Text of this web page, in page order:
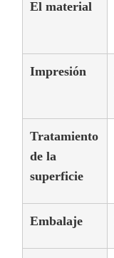
El material
Impresión
Tratamiento
de la
superficie
Embalaje